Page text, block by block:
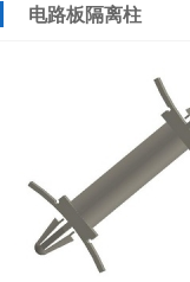
电路板隔离柱